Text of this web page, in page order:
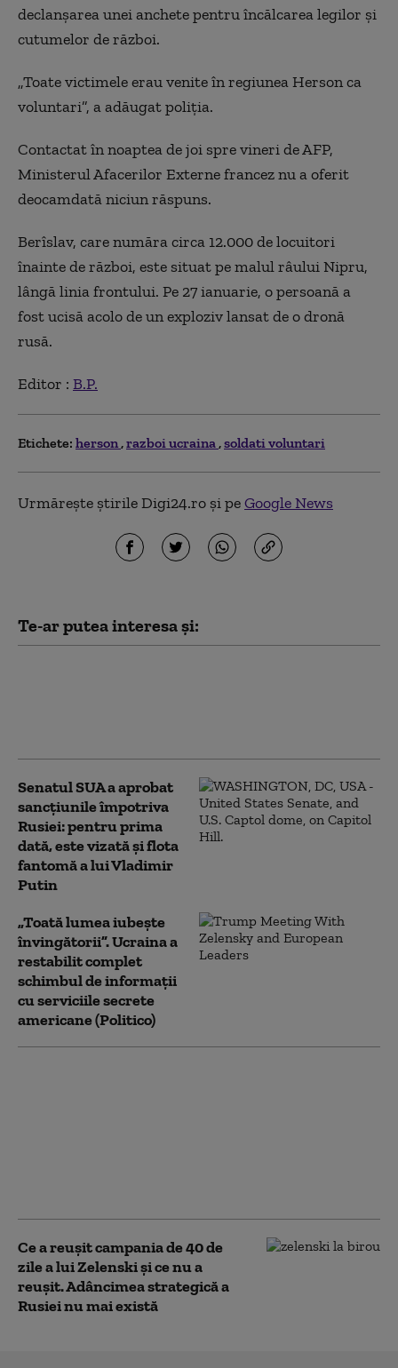
declanşarea unei anchete pentru încălcarea legilor şi
cutumelor de război.
„Toate victimele erau venite în regiunea Herson ca
voluntari”, a adăugat poliţia.
Contactat în noaptea de joi spre vineri de AFP,
Ministerul Afacerilor Externe francez nu a oferit
deocamdată niciun răspuns.
Berîslav, care număra circa 12.000 de locuitori
înainte de război, este situat pe malul râului Nipru,
lângă linia frontului. Pe 27 ianuarie, o persoană a
fost ucisă acolo de un exploziv lansat de o dronă
rusă.
Editor : B.P.
Etichete: herson razboi ucraina soldati voluntari
Urmărește știrile Digi24.ro și peGoogle News
Te-ar putea interesa și:
Senatul SUA a aprobat
sancțiunile împotriva
Rusiei: pentru prima
dată, este vizată și flota
fantomă a lui Vladimir
Putin
„Toată lumea iubește
învingătorii”. Ucraina a
restabilit complet
schimbul de informații
cu serviciile secrete
americane (Politico)
Ce a reușit campania de 40 de
zile a lui Zelenski și ce nu a
reușit. Adâncimea strategică a
Rusiei nu mai există